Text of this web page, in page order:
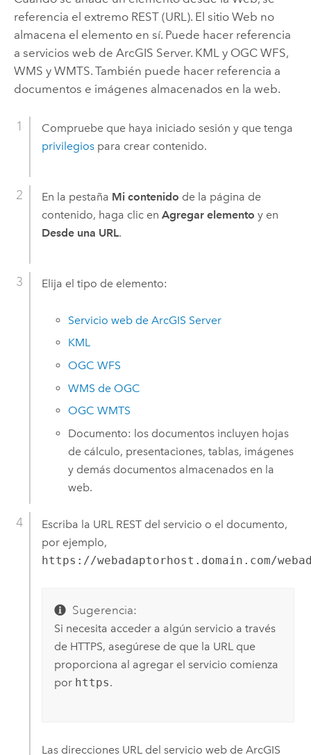
referencia el extremo REST (URL). El sitio Web no
almacena el elemento en sí. Puede hacer referencia
a servicios web de ArcGIS Server. KML y OGC WFS,
WMS y WMTS. También puede hacer referencia a
documentos e imágenes almacenados en la web.
Compruebe que haya iniciado sesión y que tenga
privilegiospara crear contenido.
En la pestaña Mi contenido de la página de
contenido, haga clic en Agregar elemento y en
Desde una URL.
Elija el tipo de elemento:
Servicio web deArcGIS Server
KML
OGC WFS
WMS de OGC
OGC WMTS
Documento: los documentos incluyen hojas
de cálculo, presentaciones, tablas, imágenes
y demás documentos almacenados en la
web.
Escriba la URL REST del servicio o el documento,
por ejemplo,
https://webadaptorhost.domain.com/
Sugerencia:
Si necesita acceder a algún servicio a través
de HTTPS, asegúrese de que la URL que
proporciona al agregar el servicio comienza
por https.
Las direcciones URL del servicio web de ArcGIS